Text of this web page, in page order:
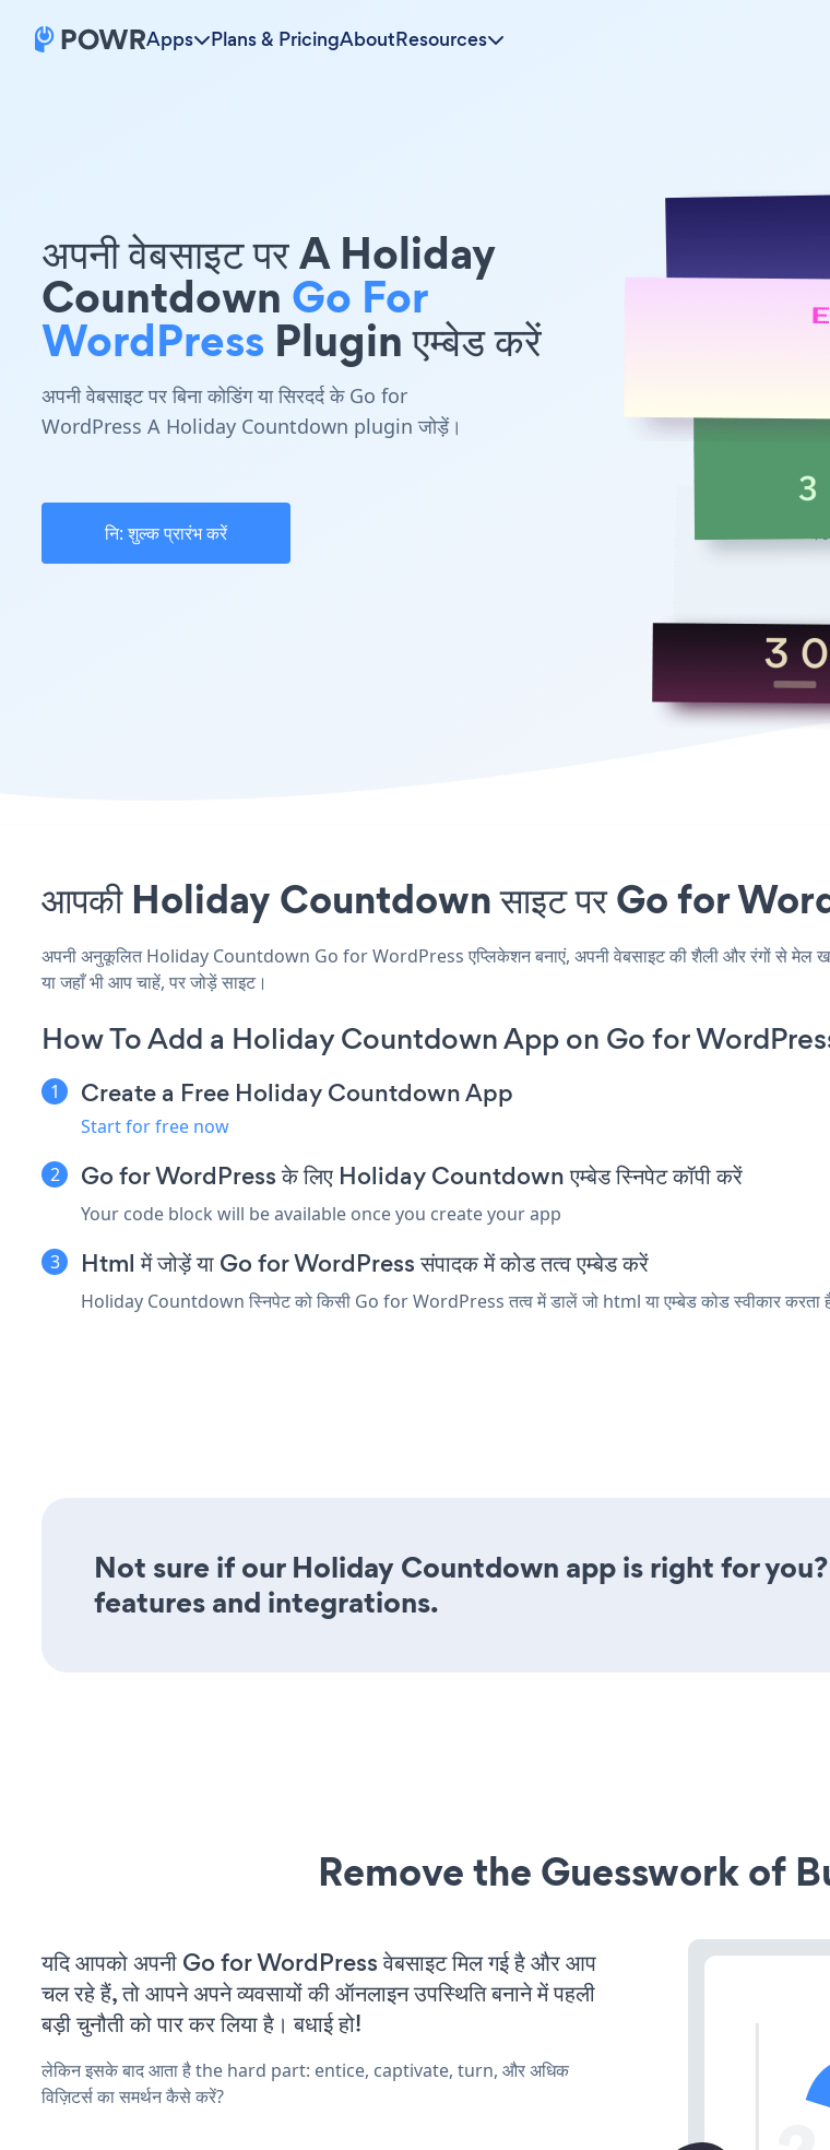
Apps Plans & PricingAboutResources
अपनी वेबसाइट पर A Holiday
Countdown Go For
WordPress Plugin एम्बेड करें
अपनी वेबसाइट पर बिना कोडिंग या सिरदर्द के Go for
WordPress A Holiday Countdown plugin जोड़ें।
नि: शुल्क प्रारंभ करें
आपकी Holiday Countdown साइट पर Go for
अपनी अनुकूलित Holiday Countdown Go for WordPress एप्लिकेशन बनाएं, अपनी वेबसाइट की शैली और रंगों से
या जहाँ भी आप चाहें, पर जोड़ें साइट।
How To Add a Holiday Countdown App on Go for
Create a Free Holiday Countdown App
Start for free now
Go for WordPress के लिए Holiday Countdown एम्बेड स्निपेट कॉपी करें
Your code block will be available once you create your app
Html में जोड़ें या Go for WordPress संपादक में कोड तत्व एम्बेड करें
Holiday Countdown स्निपेट को किसी Go for WordPress तत्व में डालें जो html या एम्बेड कोड स्वीकार
Not sure if our Holiday Countdown app is right for
features and integrations.
Remove the Guesswork of
यदि आपको अपनी Go for WordPress वेबसाइट मिल गई है और आप
चल रहे हैं, तो आपने अपने व्यवसायों की ऑनलाइन उपस्थिति बनाने में पहली
बड़ी चुनौती को पार कर लिया है। बधाई हो!
लेकिन इसके बाद आता है the hard part: entice, captivate, turn, और अधिक
विज़िटर्स का समर्थन कैसे करें?